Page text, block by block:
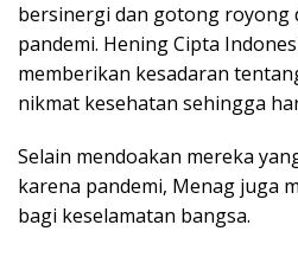
bersinergi dan gotong royong
pandemi. Hening Cipta
memberikan kesadaran
nikmat kesehatan sehingga
Selain mendoakan mereka
karena pandemi, Menag juga
bagi keselamatan bangsa.